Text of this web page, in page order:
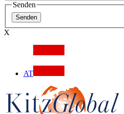
Senden
X
AT